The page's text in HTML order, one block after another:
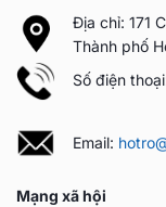
Địa chỉ: 171
Thành phố
Số điện
Email:
Mạng xã hội